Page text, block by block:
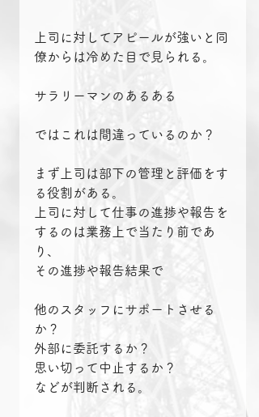
上司に対してアピールが強いと同
僚からは冷めた目で見られる。
サラリーマンのあるある
ではこれは間違っているのか？
まず上司は部下の管理と評価をす
る役割がある。
上司に対して仕事の進捗や報告を
するのは業務上で当たり前であ
り、
その進捗や報告結果で
他のスタッフにサポートさせる
か？
外部に委託するか？
思い切って中止するか？
などが判断される。